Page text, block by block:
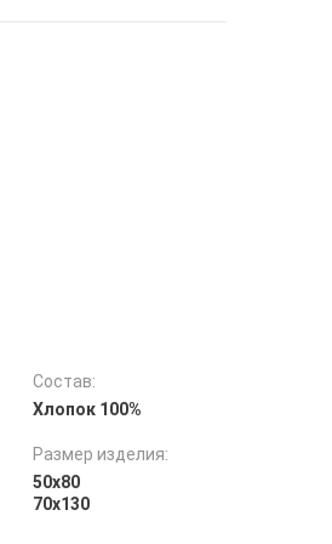
Состав:
Хлопок 100%
Размер изделия:
50х80
70х130